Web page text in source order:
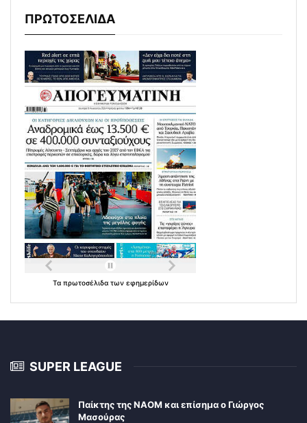
ΠΡΩΤΟΣΕΛΙΔΑ
Τα πρωτοσέλιδα των εφημερίδων
SUPER LEAGUE
Παίκτης της ΝΑΟΜ και επίσημα ο Γιώργος
Μασούρας